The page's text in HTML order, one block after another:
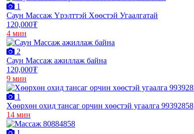
1
Саун Массаж Үрэлттэй Хөөстэй Угаалгатай
120,000₮
4 мин
2
Саун Массаж ажиллаж байна
120,000₮
9 мин
1
Хөөрхөн охид тансаг орчин хөөстэй угаалга 99392858
14 мин